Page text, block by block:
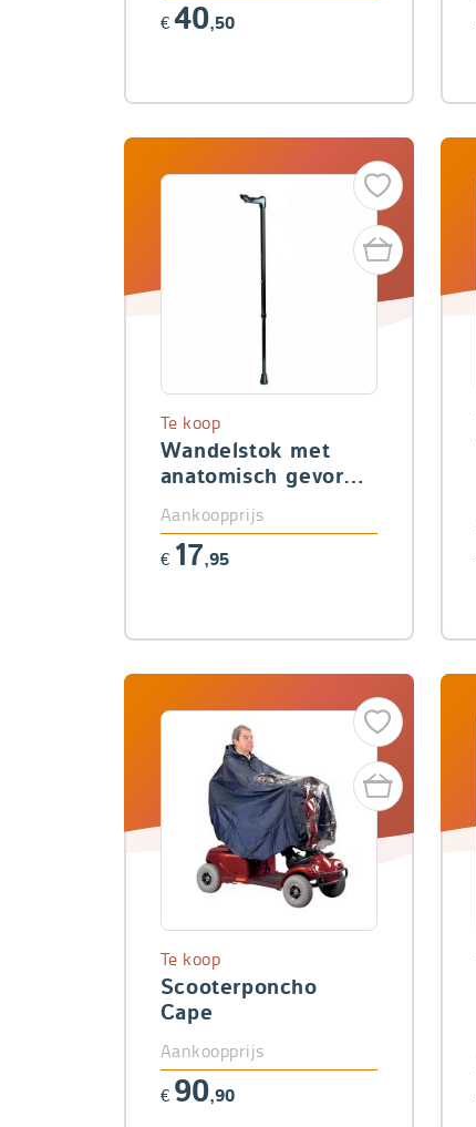
€ 40,50
Wandelstok met
anatomisch gevormd
Te koop
Aankoopprijs
€ 17,95
Scooterponcho
Cape
Te koop
Aankoopprijs
€ 90,90